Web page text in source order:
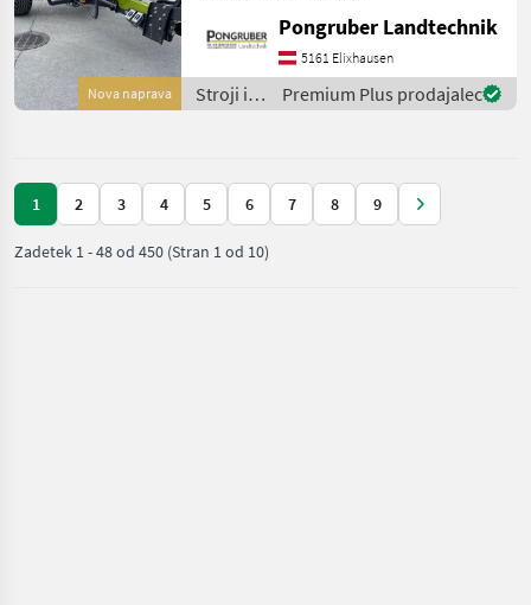
Nova naprava
Arbeitsbreite 13, 00 m -
Antrieb 540 U/min - 12
Kreisel mit je 6
Zinkenträgern - Kreis
Pongruber Landtechnik
5161 Elixhausen
Stroji in
oprema
spravilo
/ Claas
Premium Plus prodajalec
1 2 3 4 5 6 7 8 9
Zadetek 1-48od 450 (Stran 1 od 10)